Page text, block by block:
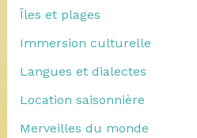
Îles et plages
Immersion culturelle
Langues et dialectes
Location saisonnière
Merveilles du monde